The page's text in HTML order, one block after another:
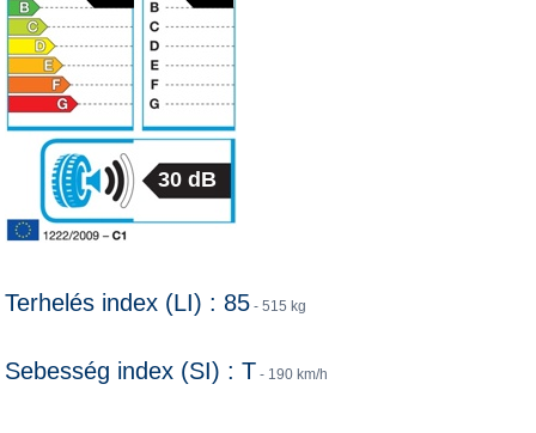
30 dB
Terhelés index (LI) : 85 - 515 kg
Sebesség index (SI) : T - 190 km/h